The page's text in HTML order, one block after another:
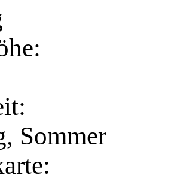
Sommer